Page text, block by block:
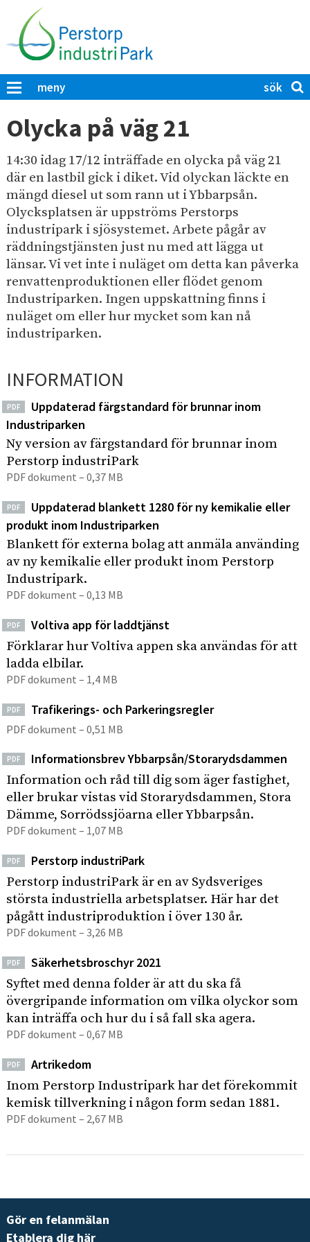
p
a
t
l
l
h
u
v
u
d
i
n
n
e
h
l
e
t
meny
ö
p
å
P
e
r
s
t
o
r
p
I
n
u
s
t
i
p
a
k
K
l
s
Olycka på väg 21
14:30 idag 17/12 inträffade en olycka på väg 21
där en lastbil gick i diket. Vid olyckan läckte en
mängd diesel ut som rann ut i Ybbarpsån.
Olycksplatsen är uppströms Perstorps
industripark i sjösystemet. Arbete pågår av
räddningstjänsten just nu med att lägga ut
länsar. Vi vet inte i nuläget om detta kan påverka ​​
renvattenproduktionen eller flödet genom
Industriparken. Ingen uppskattning finns i
nuläget om eller hur mycket som kan nå
industriparken.
INFORMATION
PDF
Uppdaterad färgstandard för brunnar inom
Industriparken
Ny version av färgstandard för brunnar inom
Perstorp industriPark
PDF dokument – 0,37 MB
PDF
Uppdaterad blankett 1280 för ny kemikalie eller
produkt inom Industriparken
Blankett för externa bolag att anmäla använding
av ny kemikalie eller produkt inom Perstorp
Industripark.
PDF dokument – 0,13 MB
PDF
Voltiva app för laddtjänst
Förklarar hur Voltiva appen ska användas för att
ladda elbilar.
PDF dokument – 1,4 MB
PDF Trafikerings- och Parkeringsregler
PDF dokument – 0,51 MB
PDF
Informationsbrev Ybbarpsån/Storarydsdammen
Information och råd till dig som äger fastighet,
eller brukar vistas vid Storarydsdammen, Stora
Dämme, Sorrödssjöarna eller Ybbarpsån.
PDF dokument – 1,07 MB
PDF
Perstorp industriPark
Perstorp industriPark är en av Sydsveriges
största industriella arbetsplatser. Här har det
pågått industriproduktion i över 130 år.
PDF dokument – 3,26 MB
PDF
Säkerhetsbroschyr 2021
Syftet med denna folder är att du ska få
övergripande information om vilka olyckor som
kan inträffa och hur du i så fall ska agera.
PDF dokument – 0,67 MB
PDF
Artrikedom
Inom Perstorp Industripark har det förekommit
kemisk tillverkning i någon form sedan 1881.
PDF dokument – 2,67 MB
Gör en felanmälan
Etablera dig här